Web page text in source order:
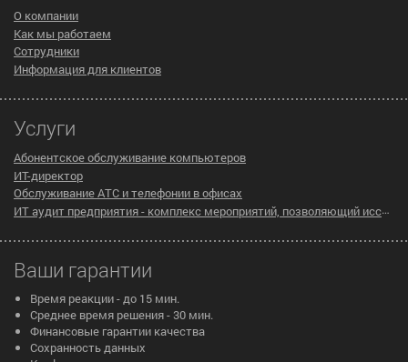
О компании
Как мы работаем
Сотрудники
Информация для клиентов
Услуги
Абонентское обслуживание компьютеров
ИТ-директор
Обслуживание АТС и телефонии в офисах
ИТ аудит предприятия - комплекс мероприятий, позволяющий исследовать существующую инфраструктуру компании на предмет эффективности ее работы
Ваши гарантии
Время реакции - до 15 мин.
Среднее время решения - 30 мин.
Финансовые гарантии качества
Сохранность данных